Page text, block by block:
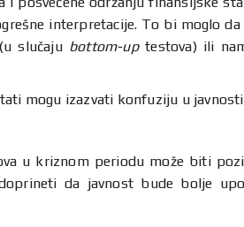
interpretacije. To bi moglo da
slučaju bottom-uptestova) ili
mogu izazvati konfuziju u
u kriznom periodu može biti
da javnost bude bolje